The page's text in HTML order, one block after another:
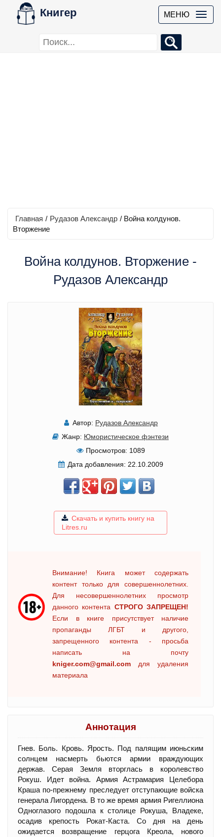
Книгер МЕНЮ
Главная / Рудазов Александр / Война колдунов.
Вторжение
Война колдунов. Вторжение -
Рудазов Александр
Автор: Рудазов Александр
Жанр: Юмористическое фэнтези
Просмотров: 1089
Дата добавления: 22.10.2009
Скачать и купить книгу на
Litres.ru
Внимание! Книга может содержать
контент только для совершеннолетних.
Для несовершеннолетних просмотр
данного контента СТРОГО ЗАПРЕЩЕН!
Если в книге присутствует наличие
пропаганды ЛГБТ и другого,
запрещенного контента - просьба
написать на почту
kniger.com@gmail.com для удаления
материала
Аннотация
Гнев. Боль. Кровь. Ярость. Под палящим июньским
солнцем насмерть бьются армии враждующих
держав. Серая Земля вторглась в королевство
Рокуш. Идет война. Армия Астрамария Целебора
Краша по-прежнему преследует отступающие войска
генерала Лигордена. В то же время армия Ригеллиона
Одноглазого подошла к столице Рокуша, Владеке,
осадив крепость Рокат-Каста. Со дня на день
ожидается возвращение герцога Креола, нового